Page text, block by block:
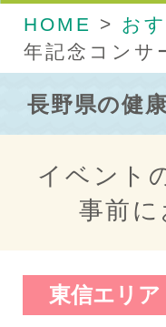
HOME > お
年記念コンサ
長野県の健
イベント
事前
東信エリア